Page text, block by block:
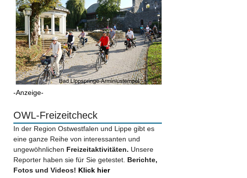
-Anzeige-
OWL-Freizeitcheck
In der Region Ostwestfalen und Lippe gibt es
eine ganze Reihe von interessanten und
ungewöhnlichen Freizeitaktivitäten. Unsere
Reporter haben sie für Sie getestet. Berichte,
Fotos und Videos! Klick hier